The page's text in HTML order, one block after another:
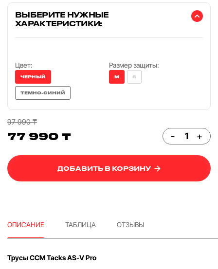
ВЫБЕРИТЕ НУЖНЫЕ
ХАРАКТЕРИСТИКИ:
Цвет:
ЧЕРНЫЙ
ТЕМНО-СИНИЙ
Размер защиты:
M S
97 990 ₸
77 990 ₸ - +
ДОБАВИТЬ В КОРЗИНУ
ОПИСАНИЕ ТАБЛИЦА ОТЗЫВЫ
Трусы CCM Tacks AS-V Pro